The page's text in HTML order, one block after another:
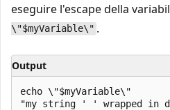
eseguire l'escape della
\"$myVariable\" .
Output
echo \"$myVariable\"
"my string ' ' wrapped in